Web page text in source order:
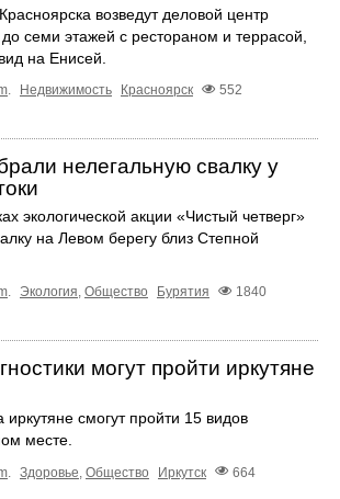
возведут деловой центр
семи этажей с рестораном и террасой,
на Енисей.
. Недвижимость Красноярск
552
нелегальную свалку у
экологической акции «Чистый четверг»
на Левом берегу близ Степной
. Экология, Общество Бурятия
1840
могут пройти иркутяне
иркутяне смогут пройти 15 видов
месте.
Здоровье Общество Иркутск
664